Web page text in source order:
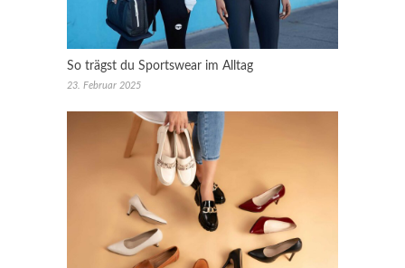
So trägst du Sportswear im Alltag
23. Februar 2025